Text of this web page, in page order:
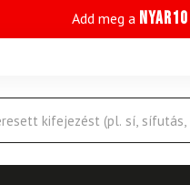
Add meg a NYAR10